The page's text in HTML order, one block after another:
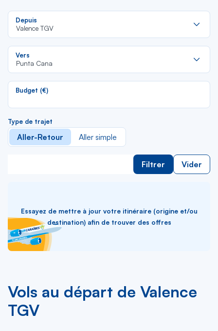
Depuis
Valence TGV
Vers
Punta Cana
Budget (€)
Type de trajet
Aller-Retour Aller simple
Filtrer Vider
Essayez de mettre à jour votre itinéraire (origine et/ou
destination) afin de trouver des offres
Vols au départ de Valence
TGV